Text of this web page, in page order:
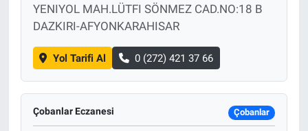
YENIYOL MAH.LÜTFI SÖNMEZ CAD.NO:18 B
DAZKIRI-AFYONKARAHISAR
Yol Tarifi Al 0 (272) 421 37 66
Çobanlar Eczanesi Çobanlar